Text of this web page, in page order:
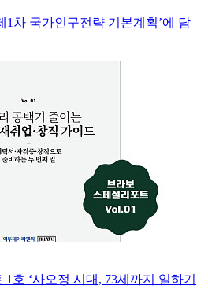
1차 국가인구전략 기본계획’에 담
1호 ‘사오정 시대, 73세까지 일하기